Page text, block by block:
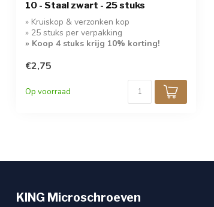
10 - Staal zwart - 25 stuks
» Kruiskop & verzonken kop
» 25 stuks per verpakking
» Koop 4 stuks krijg 10% korting!
€2,75
Op voorraad
KING Microschroeven